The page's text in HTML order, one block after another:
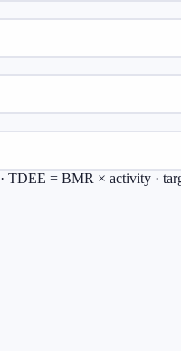
· TDEE = BMR × activity ·